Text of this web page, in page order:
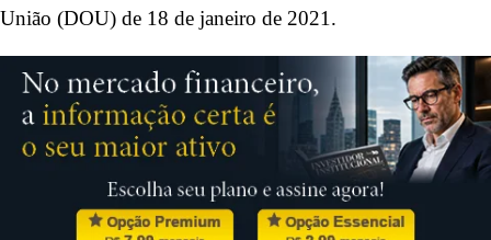
União (DOU) de 18 de janeiro de 2021.